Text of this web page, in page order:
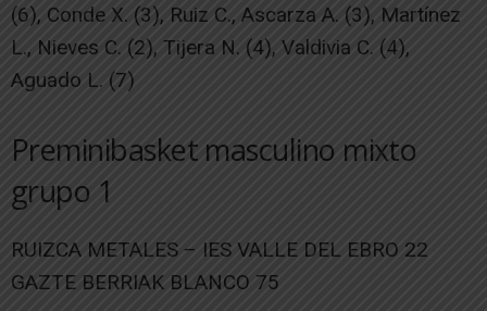
(6), Conde X. (3), Ruiz C., Ascarza A. (3), Martínez
L., Nieves C. (2), Tijera N. (4), Valdivia C. (4),
Aguado L. (7)
Preminibasket masculino mixto
grupo 1
RUIZCA METALES – IES VALLE DEL EBRO 22
GAZTE BERRIAK BLANCO 75